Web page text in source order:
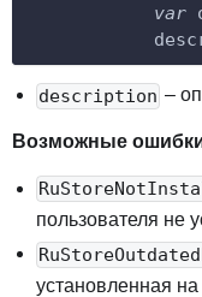
var
description –
Возможные
пользователя не
установленная на